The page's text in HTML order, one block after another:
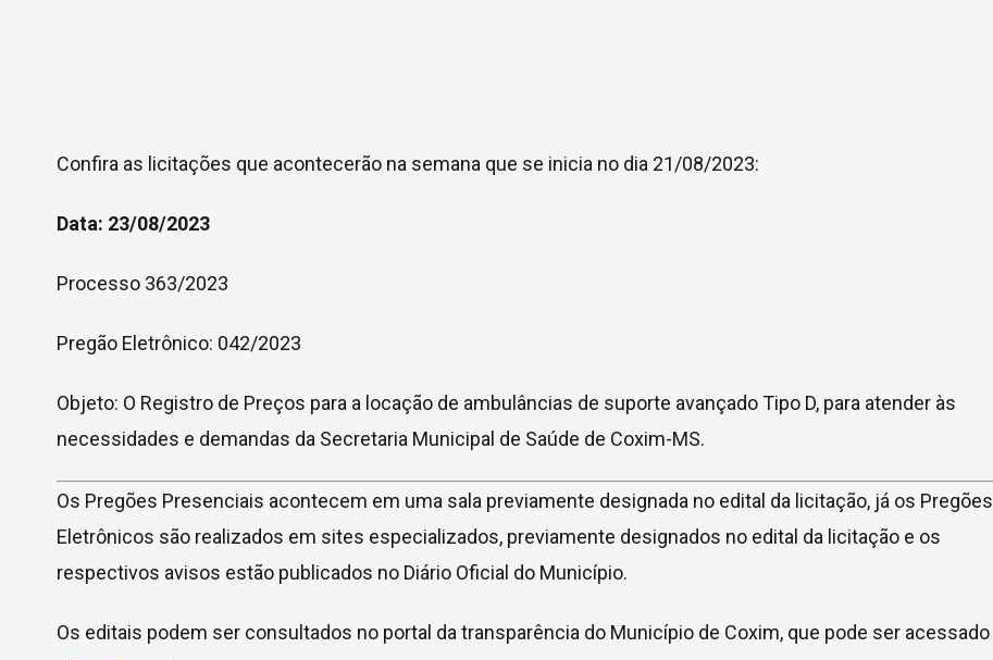
Confira as licitações que acontecerão na semana que se inicia no dia 21/08/2023:
Data: 23/08/2023
Processo 363/2023
Pregão Eletrônico: 042/2023
Objeto: O Registro de Preços para a locação de ambulâncias de suporte avançado Tipo D, para atender às
necessidades e demandas da Secretaria Municipal de Saúde de Coxim-MS.
Os Pregões Presenciais acontecem em uma sala previamente designada no edital da licitação, já os Pregões
Eletrônicos são realizados em sites especializados, previamente designados no edital da licitação e os
respectivos avisos estão publicados no Diário Oficial do Município.
Os editais podem ser consultados no portal da transparência do Município de Coxim, que pode ser acessado